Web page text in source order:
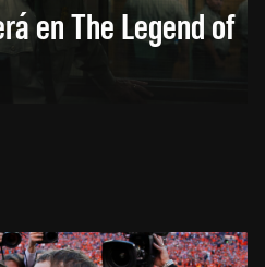
en The Legend of